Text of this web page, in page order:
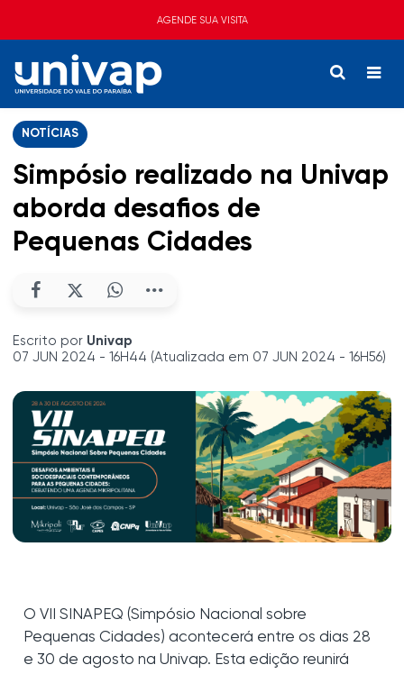
AGENDE SUA VISITA
NOTÍCIAS
Simpósio realizado na Univap
aborda desafios de
Pequenas Cidades
Escrito por Univap
07 JUN 2024 - 16H44 (Atualizada em 07 JUN 2024 - 16H56)
O VII SINAPEQ (Simpósio Nacional sobre
Pequenas Cidades) acontecerá entre os dias 28
e 30 de agosto na Univap. Esta edição reunirá